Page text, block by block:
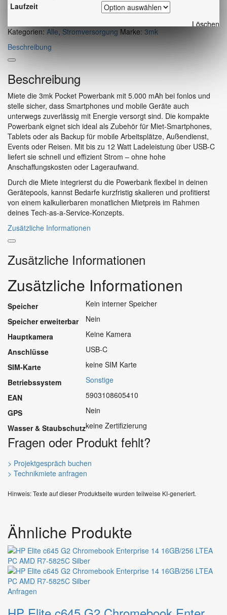
Laufzeit
Löschen
Kategorien: Alle, Stromversorgung Marke: 3mk
Beschreibung
Beschreibung
Miete die 3mk Pocket Powerbank mit 5.000 mAh bei fonlos und
stelle sicher, dass Smartphones und mobile Geräte auch
unterwegs zuverlässig mit Energie versorgt sind. Die kompakte
Powerbank eignet sich ideal als Zubehör für Miet-Smartphones,
Tablets oder als Backup für mobile Arbeitsplätze, Außendienst,
Events oder Reisen. Mit bis zu 12 Watt Ladeleistung über USB-C
liefert sie schnell und effizient Strom – ohne hohe
Anschaffungskosten oder Lageraufwand.
Durch die Miete integrierst du die Powerbank flexibel in deinen
Gerätepools, kannst Bedarfe kurzfristig skalieren und profitierst
von einem kalkulierbaren monatlichen Mietpreis im Rahmen
deines Tech-as-a-Service-Konzepts.
Zusätzliche Informationen
Zusätzliche Informationen
Zusätzliche Informationen
Speicher
Kein interner Speicher
Speicher erweiterbar
Nein
Hauptkamera
Keine Kamera
Anschlüsse
USB-C
SIM-Karte
keine SIM Karte
Betriebssystem
Sonstige
EAN
5903108605410
GPS
Nein
Wasser & Staubschutzkeine Zertifizierung
Fragen oder Produkt fehlt?
> Projektgespräch buchen
> Technikmiete anfragen
Hinweis: Texte auf dieser Produktseite wurden teilweise KI-generiert.
Ähnliche Produkte
Anfragen
weist